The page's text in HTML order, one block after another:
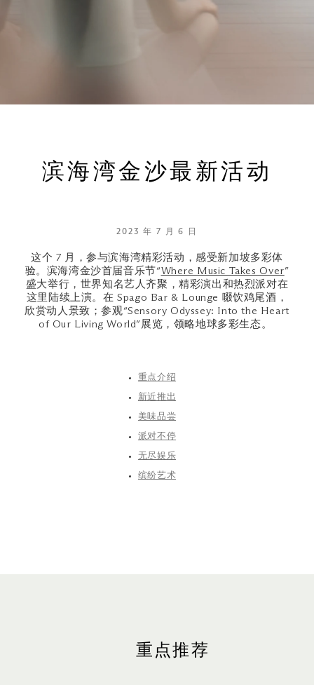
滨海湾金沙最新活动
2023 年 7 月 6 日
这个 7 月，参与滨海湾精彩活动，感受新加坡多彩体
验。滨海湾金沙首届音乐节“Where Music Takes Over”
盛大举行，世界知名艺人齐聚，精彩演出和热烈派对在
这里陆续上演。在 Spago Bar & Lounge 啜饮鸡尾酒，
欣赏动人景致；参观“Sensory Odyssey: Into the Heart
of Our Living World”展览，领略地球多彩生态。
重点介绍
新近推出
美味品尝
派对不停
无尽娱乐
缤纷艺术
重点推荐